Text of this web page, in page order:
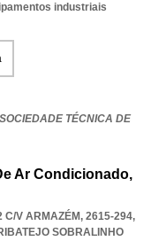
industriais
TÉCNICA DE
Ar Condicionado,
C/V ARMAZÉM, 2615-294,
SOBRALINHO